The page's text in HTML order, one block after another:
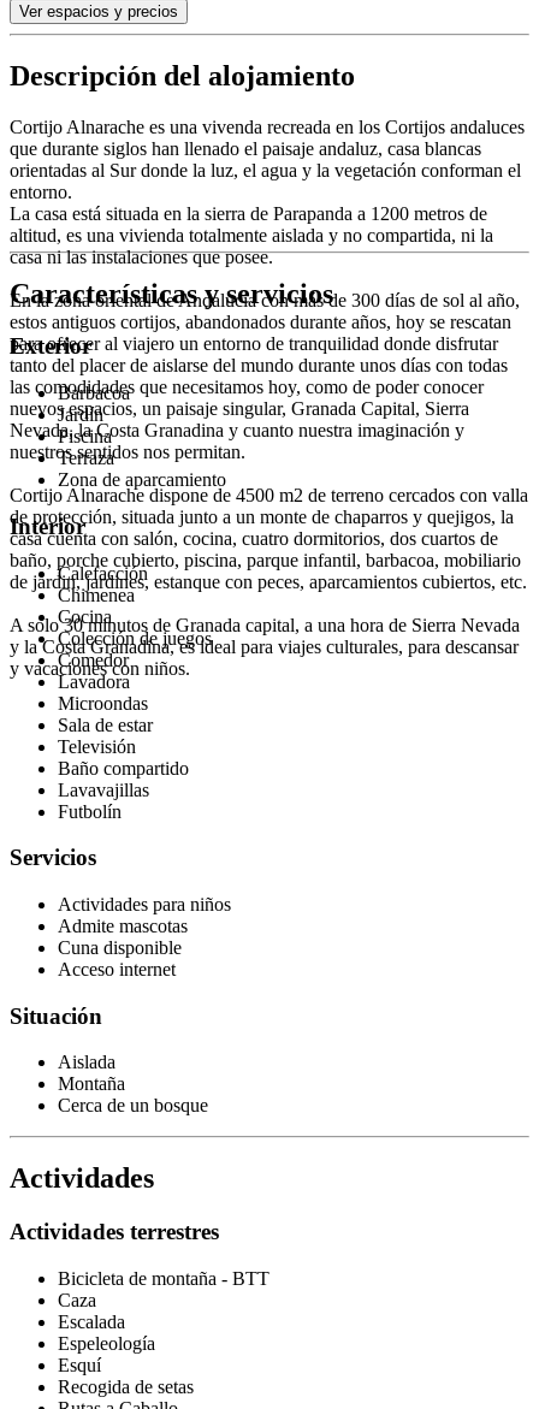
Ver espacios y precios
Descripción del alojamiento
Cortijo Alnarache es una vivenda recreada en los Cortijos andaluces
que durante siglos han llenado el paisaje andaluz, casa blancas
orientadas al Sur donde la luz, el agua y la vegetación conforman el
entorno.
La casa está situada en la sierra de Parapanda a 1200 metros de
altitud, es una vivienda totalmente aislada y no compartida, ni la
casa ni las instalaciones que posee.
En la zona oriental de Andalucía con más de 300 días de sol al año,
estos antiguos cortijos, abandonados durante años, hoy se rescatan
para ofrecer al viajero un entorno de tranquilidad donde disfrutar
tanto del placer de aislarse del mundo durante unos días con todas
las comodidades que necesitamos hoy, como de poder conocer
nuevos espacios, un paisaje singular, Granada Capital, Sierra
Nevada, la Costa Granadina y cuanto nuestra imaginación y
nuestros sentidos nos permitan.
Cortijo Alnarache dispone de 4500 m2 de terreno cercados con valla
de protección, situada junto a un monte de chaparros y quejigos, la
casa cuenta con salón, cocina, cuatro dormitorios, dos cuartos de
baño, porche cubierto, piscina, parque infantil, barbacoa, mobiliario
de jardin, jardines, estanque con peces, aparcamientos cubiertos, etc.
A solo 30 minutos de Granada capital, a una hora de Sierra Nevada
y la Costa Granadina, es ideal para viajes culturales, para descansar
y vacaciones con niños.
Características y servicios
Exterior
Barbacoa
Jardín
Piscina
Terraza
Zona de aparcamiento
Interior
Calefacción
Chimenea
Cocina
Colección de juegos
Comedor
Lavadora
Microondas
Sala de estar
Televisión
Baño compartido
Lavavajillas
Futbolín
Servicios
Actividades para niños
Admite mascotas
Cuna disponible
Acceso internet
Situación
Aislada
Montaña
Cerca de un bosque
Actividades
Actividades terrestres
Bicicleta de montaña - BTT
Caza
Escalada
Espeleología
Esquí
Recogida de setas